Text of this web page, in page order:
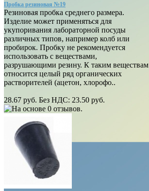
Пробка резиновая №19
Резиновая пробка среднего размера.
Изделие может применяться для
укупоривания лабораторной посуды
различных типов, например колб или
пробирок. Пробку не рекомендуется
использовать с веществами,
разрушающими резину. К таким веществам
относится целый ряд органических
растворителей (ацетон, хлорофо..
28.67 руб. Без НДС: 23.50 руб.